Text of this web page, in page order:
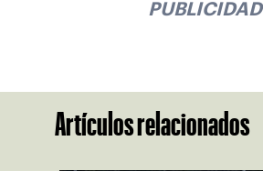
PUBLICIDAD
Artículos relacionados